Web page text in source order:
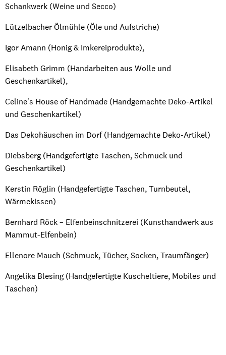
Schankwerk (Weine und Secco)
Lützelbacher Ölmühle (Öle und Aufstriche)
Igor Amann (Honig & Imkereiprodukte),
Elisabeth Grimm (Handarbeiten aus Wolle und
Geschenkartikel),
Celine's House of Handmade (Handgemachte Deko-Artikel
und Geschenkartikel)
Das Dekohäuschen im Dorf (Handgemachte Deko-Artikel)
Diebsberg (Handgefertigte Taschen, Schmuck und
Geschenkartikel)
Kerstin Röglin (Handgefertigte Taschen, Turnbeutel,
Wärmekissen)
Bernhard Röck – Elfenbeinschnitzerei (Kunsthandwerk aus
Mammut-Elfenbein)
Ellenore Mauch (Schmuck, Tücher, Socken, Traumfänger)
Angelika Blesing (Handgefertigte Kuscheltiere, Mobiles und
Taschen)